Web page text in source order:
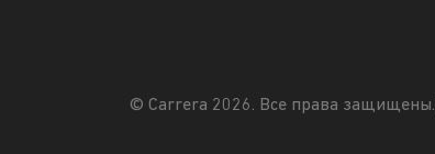
© Carrera 2026. Все права защищены.